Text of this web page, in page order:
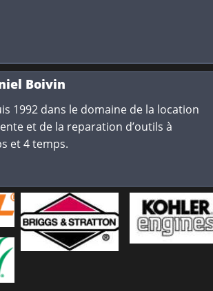
1992 dans le domaine de la location
et de la reparation d’outils à
et 4 temps.
Boivin